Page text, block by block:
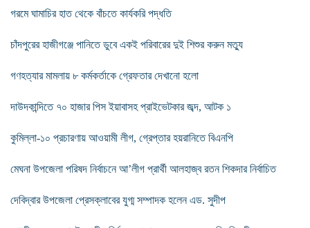
গরমে ঘামাচির হাত থেকে বাঁচতে কার্যকরি পদ্ধতি
চাঁদপুরের হাজীগঞ্জে পানিতে ডুবে একই পরিবারের দুই শিশুর করুন মত্যু
গণহত্যার মামলায় ৮ কর্মকর্তাকে গ্রেফতার দেখানো হলো
দাউদকান্দিতে ৭০ হাজার পিস ইয়াবাসহ প্রাইভেটকার জব্দ, আটক ১
কুমিল্লা-১০ প্রচারণায় আওয়ামী লীগ, গ্রেপ্তার হয়রানিতে বিএনপি
মেঘনা উপজেলা পরিষদ নির্বাচনে আ’লীগ প্রার্থী আলহাজ্ব রতন শিকদার নির্বাচিত
দেবিদ্বার উপজেলা প্রেসক্লাবের যুগ্ম সম্পাদক হলেন এড. সুদীপ